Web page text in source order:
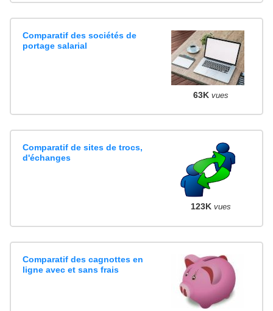
Comparatif des sociétés de
portage salarial
63K vues
Comparatif de sites de trocs,
d'échanges
123K vues
Comparatif des cagnottes en
ligne avec et sans frais